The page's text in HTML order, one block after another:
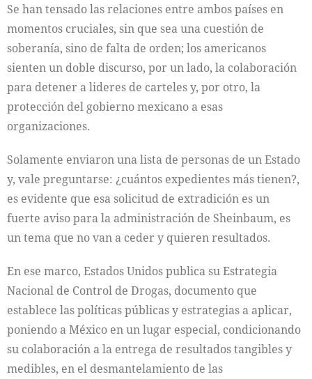
Se han tensado las relaciones entre ambos países en
momentos cruciales, sin que sea una cuestión de
soberanía, sino de falta de orden; los americanos
sienten un doble discurso, por un lado, la colaboración
para detener a lideres de carteles y, por otro, la
protección del gobierno mexicano a esas
organizaciones.
Solamente enviaron una lista de personas de un Estado
y, vale preguntarse: ¿cuántos expedientes más tienen?,
es evidente que esa solicitud de extradición es un
fuerte aviso para la administración de Sheinbaum, es
un tema que no van a ceder y quieren resultados.
En ese marco, Estados Unidos publica su Estrategia
Nacional de Control de Drogas, documento que
establece las políticas públicas y estrategias a aplicar,
poniendo a México en un lugar especial, condicionando
su colaboración a la entrega de resultados tangibles y
medibles, en el desmantelamiento de las